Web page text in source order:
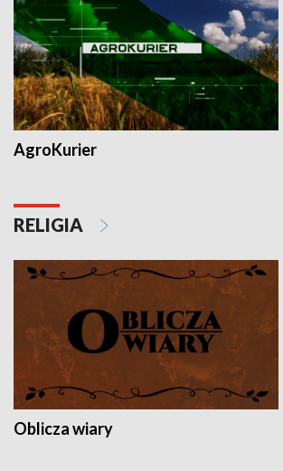
AgroKurier
RELIGIA
Oblicza wiary